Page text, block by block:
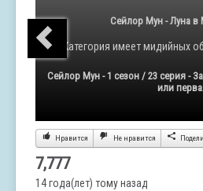
Сейлор Мун - Луна в
Категория имеет мидийных
Сейлор Мун - 1 сезон / 23 серия -
или
Нравится Не нравится
7,777
14 года(лет) тому назад